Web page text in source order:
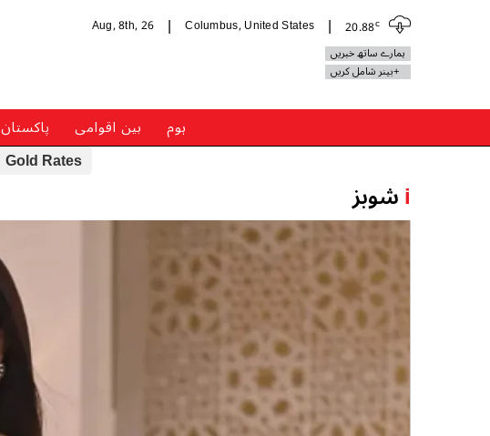
20.88c
Columbus, United States
Aug, 8th, 26
ہمارے ساتھ خبریں
+بینر شامل کریں
ہوم بین اقوامی پاکستان
Gold Rates
iشوبز